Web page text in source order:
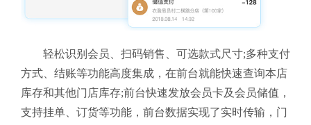
轻松识别会员、扫码销售、可选款式尺寸;多种支付
方式、结账等功能高度集成，在前台就能快速查询本店
库存和其他门店库存;前台快速发放会员卡及会员储值，
支持挂单、订货等功能，前台数据实现了实时传输，门